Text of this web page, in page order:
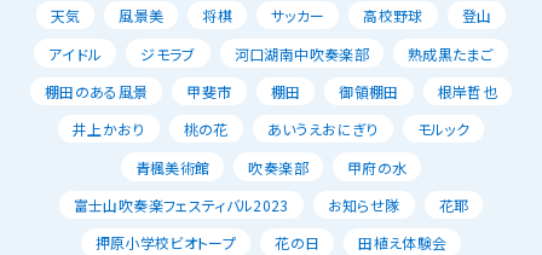
天気
風景美 将棋 サッカー 高校野球
登山
アイドル
ジモラブ 河口湖南中吹奏楽部
熟成黒たまご
棚田のある風景
甲斐市 棚田 御領棚田
根岸哲也
井上かおり
桃の花 あいうえおにぎり
モルック
青楓美術館
吹奏楽部
甲府の水
富士山吹奏楽フェスティバル2023
お知らせ隊
花耶
押原小学校ビオトープ
花の日
田植え体験会